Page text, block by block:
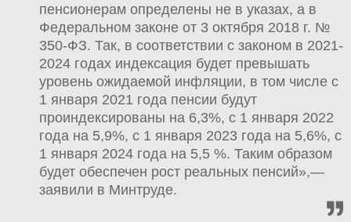
пенсионерам определены не в указах, а в
Федеральном законе от 3 октября 2018 г. №
350-ФЗ. Так, в соответствии с законом в 2021-
2024 годах индексация будет превышать
уровень ожидаемой инфляции, в том числе с
1 января 2021 года пенсии будут
проиндексированы на 6,3%, с 1 января 2022
года на 5,9%, с 1 января 2023 года на 5,6%, с
1 января 2024 года на 5,5 %. Таким образом
будет обеспечен рост реальных пенсий»,—
заявили в Минтруде.